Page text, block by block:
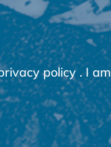
policy. I am